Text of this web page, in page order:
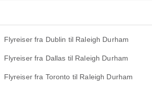
Flyreiser fra Dublin til Raleigh Durham
Flyreiser fra Dallas til Raleigh Durham
Flyreiser fra Toronto til Raleigh Durham